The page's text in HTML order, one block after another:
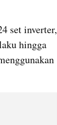
set inverter,
hingga